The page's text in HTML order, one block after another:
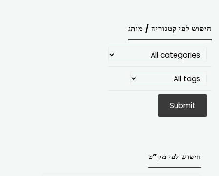
חיפוש לפי קטגוריה / מותג
חיפוש לפי מק”ט